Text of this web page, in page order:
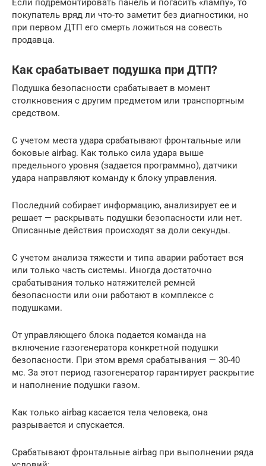
покупатель вряд ли что-то заметит без диагностики, но
при первом ДТП его смерть ложиться на совесть
продавца.
Как срабатывает подушка при ДТП?
Подушка безопасности срабатывает в момент
столкновения с другим предметом или транспортным
средством.
С учетом места удара срабатывают фронтальные или
боковые airbag. Как только сила удара выше
предельного уровня (задается программно), датчики
удара направляют команду к блоку управления.
Последний собирает информацию, анализирует ее и
решает — раскрывать подушки безопасности или нет.
Описанные действия происходят за доли секунды.
С учетом анализа тяжести и типа аварии работает вся
или только часть системы. Иногда достаточно
срабатывания только натяжителей ремней
безопасности или они работают в комплексе с
подушками.
От управляющего блока подается команда на
включение газогенератора конкретной подушки
безопасности. При этом время срабатывания — 30-40
мс. За этот период газогенератор гарантирует раскрытие
и наполнение подушки газом.
Как только airbag касается тела человека, она
разрывается и спускается.
Срабатывают фронтальные airbag при выполнении ряда